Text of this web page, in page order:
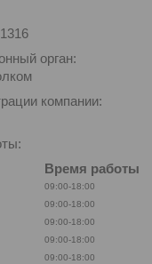
орган:
компании:
Время работы
09:00-18:00
09:00-18:00
09:00-18:00
09:00-18:00
09:00-18:00